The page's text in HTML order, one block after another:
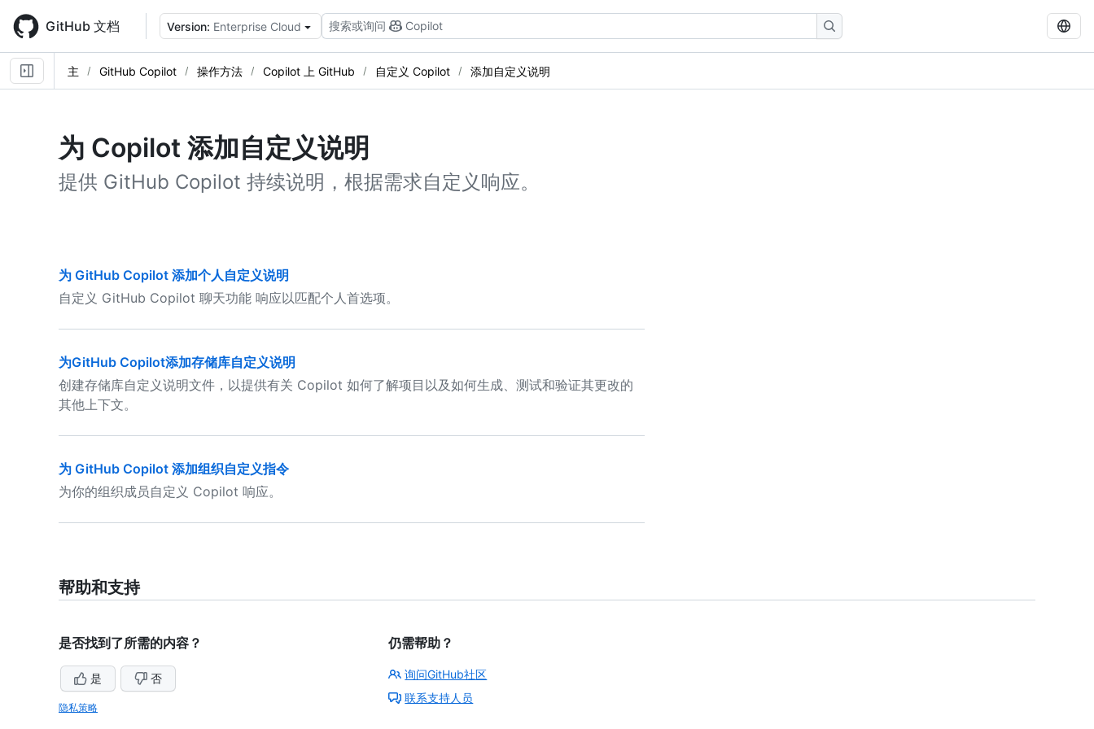
main
content
GitHub 文档 Version: Enterprise Cloud 搜索或询问 Copilot
主 GitHub Copilot 操作方法 Copilot 上 GitHub 自定义 Copilot 添加自定义说明
为 Copilot 添加自定义说明
提供 GitHub Copilot 持续说明，根据需求自定义响应。
为 GitHub Copilot 添加个人自定义说明
自定义 GitHub Copilot 聊天功能 响应以匹配个人首选项。
为GitHub Copilot添加存储库自定义说明
创建存储库自定义说明文件，以提供有关 Copilot 如何了解项目以及如何生成、测试和验证其更改的
其他上下文。
为 GitHub Copilot 添加组织自定义指令
为你的组织成员自定义 Copilot 响应。
帮助和支持
是否找到了所需的内容？
是 否
隐私策略
仍需帮助？
询问GitHub社区
联系支持人员